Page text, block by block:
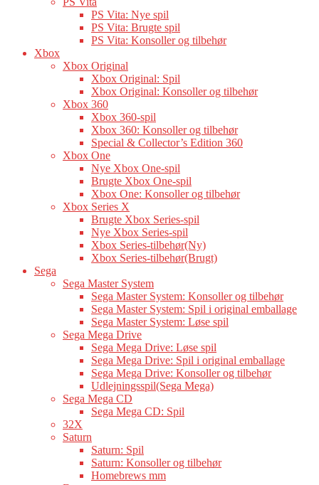
PS Vita: Nye spil
PS Vita: Brugte spil
PS Vita: Konsoller og tilbehør
Xbox
Xbox Original
Xbox Original: Spil
Xbox Original: Konsoller og tilbehør
Xbox 360
Xbox 360-spil
Xbox 360: Konsoller og tilbehør
Special & Collector’s Edition 360
Xbox One
Nye Xbox One-spil
Brugte Xbox One-spil
Xbox One: Konsoller og tilbehør
Xbox Series X
Brugte Xbox Series-spil
Nye Xbox Series-spil
Xbox Series-tilbehør(Ny)
Xbox Series-tilbehør(Brugt)
Sega
Sega Master System
Sega Master System: Konsoller og tilbehør
Sega Master System: Spil i original emballage
Sega Master System: Løse spil
Sega Mega Drive
Sega Mega Drive: Løse spil
Sega Mega Drive: Spil i original emballage
Sega Mega Drive: Konsoller og tilbehør
Udlejningsspil(Sega Mega)
Sega Mega CD
Sega Mega CD: Spil
32X
Saturn
Saturn: Spil
Saturn: Konsoller og tilbehør
Homebrews mm